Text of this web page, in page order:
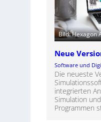
Bild: Hexagon
Neue
Software und
Die neueste
integrierten
Simulation
Programmen